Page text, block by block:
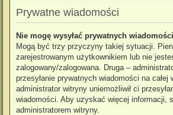
Prywatne wiadomości
Nie mogę wysyłać prywatnych
Mogą być trzy przyczyny takiej sytuacji.
zarejestrowanym użytkownikiem lub nie
zalogowany/zalogowana. Druga –
przesyłanie prywatnych wiadomości na całej
administrator witryny uniemożliwił ci
wiadomości. Aby uzyskać więcej informacji,
administratorem witryny.